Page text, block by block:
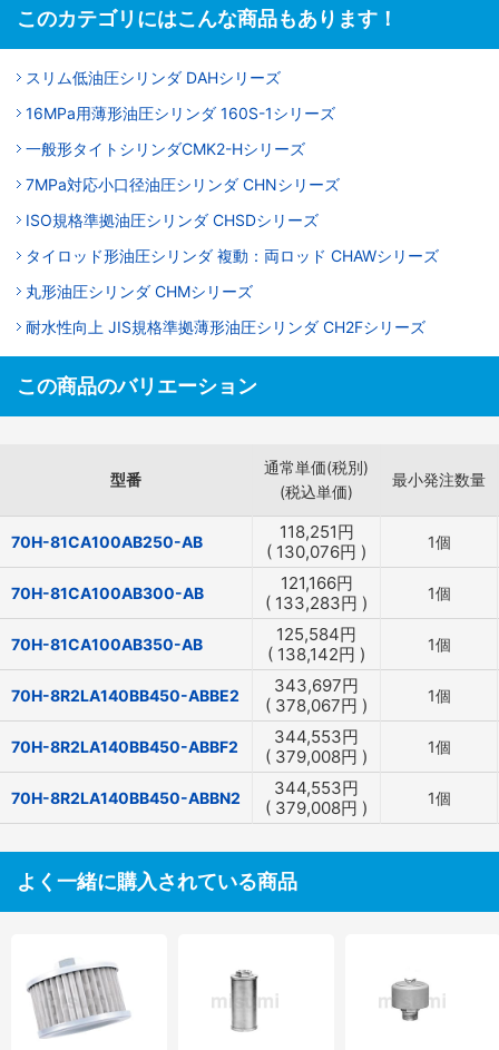
このカテゴリにはこんな商品もあります！
スリム低油圧シリンダ DAHシリーズ
16MPa用薄形油圧シリンダ 160S-1シリーズ
一般形タイトシリンダCMK2-Hシリーズ
7MPa対応小口径油圧シリンダ CHNシリーズ
ISO規格準拠油圧シリンダ CHSDシリーズ
タイロッド形油圧シリンダ 複動：両ロッド CHAWシリーズ
丸形油圧シリンダ CHMシリーズ
耐水性向上 JIS規格準拠薄形油圧シリンダ CH2Fシリーズ
この商品のバリエーション
型番
通常単価(税別)
(税込単価)
最小発注数量
70H-81CA100AB250-AB 118,251円
( 130,076円 ) 1個
70H-81CA100AB300-AB 121,166円
( 133,283円 ) 1個
70H-81CA100AB350-AB 125,584円
( 138,142円 ) 1個
70H-8R2LA140BB450-ABBE2 343,697円
( 378,067円 ) 1個
70H-8R2LA140BB450-ABBF2 344,553円
( 379,008円 ) 1個
70H-8R2LA140BB450-ABBN2 344,553円
( 379,008円 ) 1個
よく一緒に購入されている商品